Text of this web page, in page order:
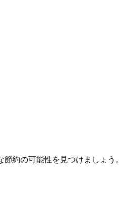
約の可能性を見つけましょう。